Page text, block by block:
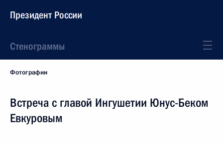
Президент России
Стенограммы
Фотографии
Встреча с главой Ингушетии Юнус-Беком
Евкуровым